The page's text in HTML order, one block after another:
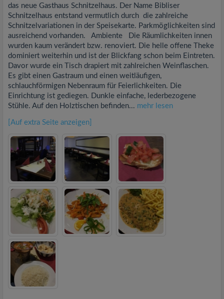
das neue Gasthaus Schnitzelhaus. Der Name Bibliser
Schnitzelhaus entstand vermutlich durch die zahlreiche
Schnitzelvariationen in der Speisekarte. Parkmöglichkeiten sind
ausreichend vorhanden. Ambiente Die Räumlichkeiten innen
wurden kaum verändert bzw. renoviert. Die helle offene Theke
dominiert weiterhin und ist der Blickfang schon beim Eintreten.
Davor wurde ein Tisch drapiert mit zahlreichen Weinflaschen.
Es gibt einen Gastraum und einen weitläufigen,
schlauchförmigen Nebenraum für Feierlichkeiten. Die
Einrichtung ist gediegen. Dunkle einfache, lederbezogene
Stühle. Auf den Holztischen befinden... mehr lesen
[Auf extra Seite anzeigen]